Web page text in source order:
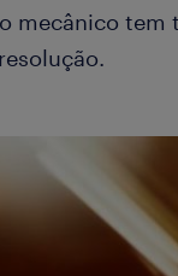
mecânico tem